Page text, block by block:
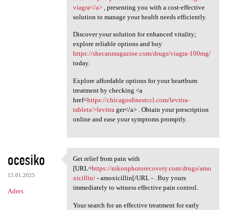
viagra</a>, presenting you with a cost-effective
solution to manage your health needs efficiently.
Discover your solution for enhanced vitality;
explore reliable options and buy
https://shecanmagazine.com/drugs/viagra-100mg/
today.
Explore affordable options for your heartburn
treatment by checking <a
href=https://chicagosfinestccl.com/levitra-
tablets/>levitra ger</a> . Obtain your prescription
online and ease your symptoms promptly.
ocesiko
15.01.2025
Adres
Get relief from pain with
Get relief from pain with
[URL=https://nikonphotorecovery.com/drugs/amo
xicillin/- amoxicillin[/URL - . Buy yours
immediately to witness effective pain control.
Your search for an effective treatment for early